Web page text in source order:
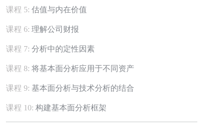
课程 5: 估值与内在价值
课程 6: 理解公司财报
课程 7: 分析中的定性因素
课程 8: 将基本面分析应用于不同资产
课程 9: 基本面分析与技术分析的结合
课程 10: 构建基本面分析框架